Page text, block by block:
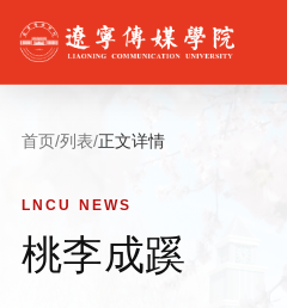
首页/列表/正文详情
LNCU NEWS
桃李成蹊